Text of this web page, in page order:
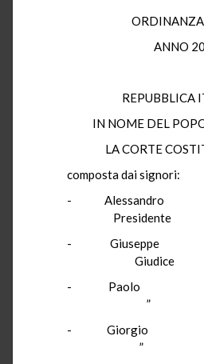
ANNO
REPUBBLICA
IN NOME DEL
LA CORTE
composta dai signori:
- Alessandro
Presidente
-
Giudice
- Paolo
”
- Giorgio
”